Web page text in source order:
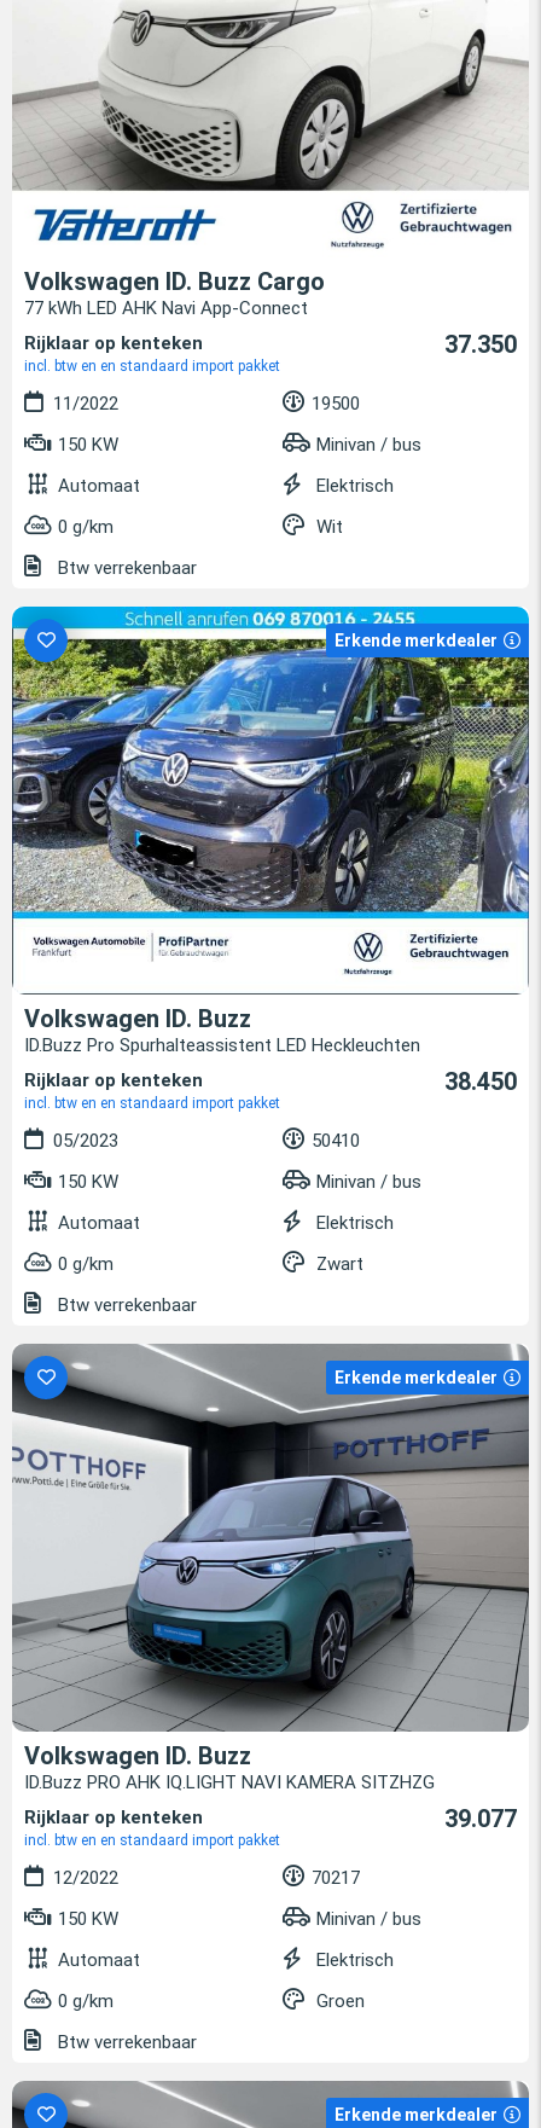
Volkswagen ID. Buzz Cargo
77 kWh LED AHK Navi App-Connect
Rijklaar op kenteken
incl. btw en en standaard import pakket
37.350
11/2022
19500
150 KW
Minivan / bus
Automaat
Elektrisch
0 g/km
Wit
Btw verrekenbaar
Erkende merkdealer
Volkswagen ID. Buzz
ID.Buzz Pro Spurhalteassistent LED Heckleuchten
Rijklaar op kenteken
incl. btw en en standaard import pakket
38.450
05/2023
50410
150 KW
Minivan / bus
Automaat
Elektrisch
0 g/km
Zwart
Btw verrekenbaar
Erkende merkdealer
Volkswagen ID. Buzz
ID.Buzz PRO AHK IQ.LIGHT NAVI KAMERA SITZHZG
Rijklaar op kenteken
incl. btw en en standaard import pakket
39.077
12/2022
70217
150 KW
Minivan / bus
Automaat
Elektrisch
0 g/km
Groen
Btw verrekenbaar
Erkende merkdealer